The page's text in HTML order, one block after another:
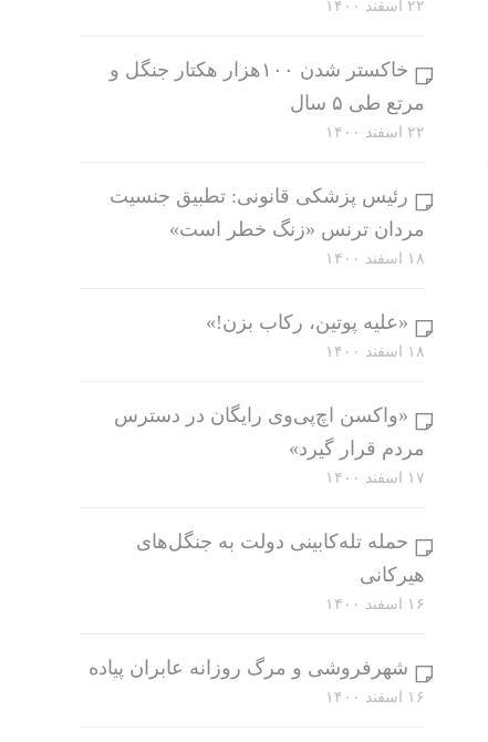
۲۲ اسفند ۱۴۰۰
خاکستر شدن ۱۰۰هزار هکتار جنگل و
مرتع طی ۵ سال
۲۲ اسفند ۱۴۰۰
رئیس پزشکی قانونی: تطبیق جنسیت
مردان ترنس «زنگ خطر است»
۱۸ اسفند ۱۴۰۰
«علیه پوتین، رکاب بزن!»
۱۸ اسفند ۱۴۰۰
«واکسن اچ‌پی‌وی رایگان در دسترس
مردم قرار گیرد»
۱۷ اسفند ۱۴۰۰
حمله تله‌کابینی دولت به جنگل‌های
هیرکانی
۱۶ اسفند ۱۴۰۰
شهرفروشی و مرگ روزانه عابران پیاده
۱۶ اسفند ۱۴۰۰